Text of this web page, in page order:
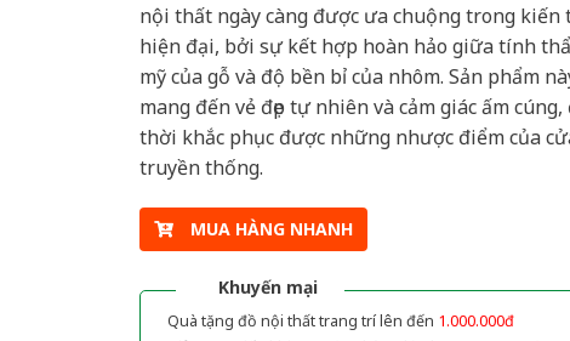
nội thất ngày càng được ưa chuộng trong kiến
hiện đại, bởi sự kết hợp hoàn hảo giữa tính
mỹ của gỗ và độ bền bỉ của nhôm. Sản phẩm
mang đến vẻ đẹp tự nhiên và cảm giác ấm
thời khắc phục được những nhược điểm của
truyền thống.
MUA HÀNG NHANH
Khuyến mại
Quà tặng đồ nội thất trang trí lên đến 1.000.000đ